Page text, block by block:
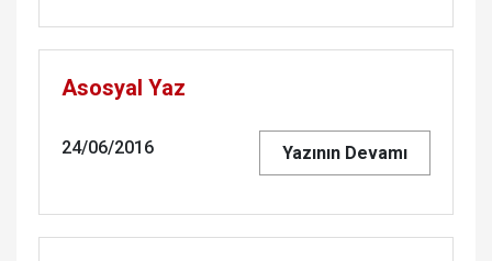
Asosyal Yaz
24/06/2016 Yazının Devamı